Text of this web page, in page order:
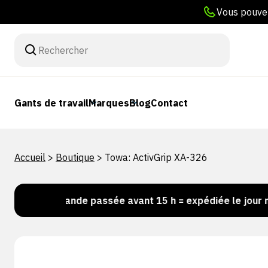
Vous
Gants de travailMarquesBlogContact
Accueil > Boutique > Towa: ActivGrip XA-326
passée avant 15 h = expédiée le jour même